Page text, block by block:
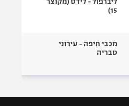
15)
מכבי חיפה - עירוני
טבריה